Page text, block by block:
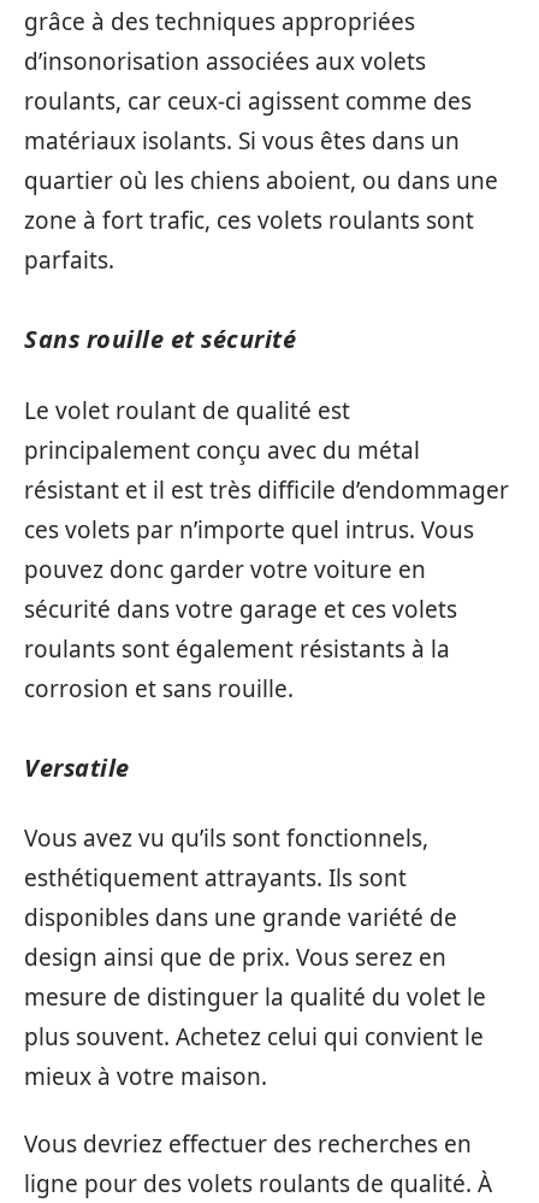
grâce à des techniques appropriées
d’insonorisation associées aux volets
roulants, car ceux-ci agissent comme des
matériaux isolants. Si vous êtes dans un
quartier où les chiens aboient, ou dans une
zone à fort trafic, ces volets roulants sont
parfaits.
Sans rouille et sécurité
Le volet roulant de qualité est
principalement conçu avec du métal
résistant et il est très difficile d’endommager
ces volets par n’importe quel intrus. Vous
pouvez donc garder votre voiture en
sécurité dans votre garage et ces volets
roulants sont également résistants à la
corrosion et sans rouille.
Versatile
Vous avez vu qu’ils sont fonctionnels,
esthétiquement attrayants. Ils sont
disponibles dans une grande variété de
design ainsi que de prix. Vous serez en
mesure de distinguer la qualité du volet le
plus souvent. Achetez celui qui convient le
mieux à votre maison.
Vous devriez effectuer des recherches en
ligne pour des volets roulants de qualité. À